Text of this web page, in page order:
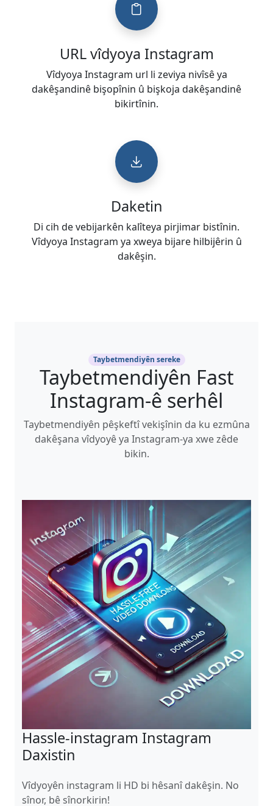
URL vîdyoya Instagram
Vîdyoya Instagram url li zeviya nivîsê ya
dakêşandinê bişopînin û bişkoja dakêşandinê
bikirtînin.
Daketin
Di cih de vebijarkên kalîteya pirjimar bistînin.
Vîdyoya Instagram ya xweya bijare hilbijêrin û
dakêşin.
Taybetmendiyên sereke
Taybetmendiyên Fast
Instagram-ê serhêl
Taybetmendiyên pêşkeftî vekişînin da ku ezmûna
dakêşana vîdyoyê ya Instagram-ya xwe zêde
bikin.
Hassle-instagram Instagram
Daxistin
Vîdyoyên instagram li HD bi hêsanî dakêşin. No
sînor, bê sînorkirin!